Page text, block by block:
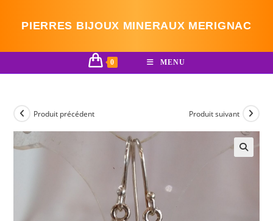
PIERRES BIJOUX MINERAUX MERIGNAC
0 MENU
Produit précédent Produit suivant